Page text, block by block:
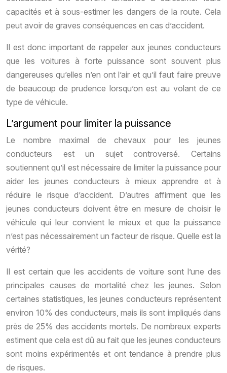
capacités et à sous-estimer les dangers de la route. Cela
peut avoir de graves conséquences en cas d’accident.
Il est donc important de rappeler aux jeunes conducteurs
que les voitures à forte puissance sont souvent plus
dangereuses qu’elles n’en ont l’air et qu’il faut faire preuve
de beaucoup de prudence lorsqu’on est au volant de ce
type de véhicule.
L’argument pour limiter la puissance
Le nombre maximal de chevaux pour les jeunes
conducteurs est un sujet controversé. Certains
soutiennent qu’il est nécessaire de limiter la puissance pour
aider les jeunes conducteurs à mieux apprendre et à
réduire le risque d’accident. D’autres affirment que les
jeunes conducteurs doivent être en mesure de choisir le
véhicule qui leur convient le mieux et que la puissance
n’est pas nécessairement un facteur de risque. Quelle est la
vérité?
Il est certain que les accidents de voiture sont l’une des
principales causes de mortalité chez les jeunes. Selon
certaines statistiques, les jeunes conducteurs représentent
environ 10% des conducteurs, mais ils sont impliqués dans
près de 25% des accidents mortels. De nombreux experts
estiment que cela est dû au fait que les jeunes conducteurs
sont moins expérimentés et ont tendance à prendre plus
de risques.